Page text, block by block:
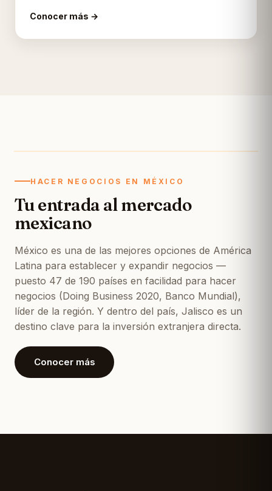
Conocer más →
HACER NEGOCIOS EN MÉXICO
Tu entrada al mercado
mexicano
México es una de las mejores opciones de América
Latina para establecer y expandir negocios —
puesto 47 de 190 países en facilidad para hacer
negocios (Doing Business 2020, Banco Mundial),
líder de la región. Y dentro del país, Jalisco es un
destino clave para la inversión extranjera directa.
Conocer más